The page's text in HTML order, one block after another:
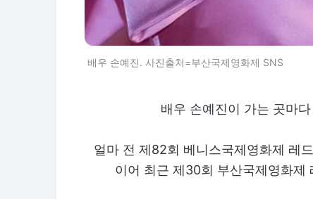
배우 손예진. 사진출처=부산국제영화제 SNS
배우 손예진이 가는 곳마
얼마 전 제82회 베니스국제영화제 레
이어 최근 제30회 부산국제영화제